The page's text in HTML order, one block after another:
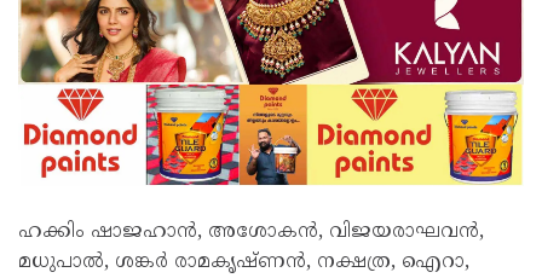
ഹക്കിം ഷാജഹാൻ, അശോകൻ, വിജയരാഘവൻ,
മധുപാൽ, ശങ്കർ രാമകൃഷ്ണൻ, നക്ഷത്ര, ഐറാ,